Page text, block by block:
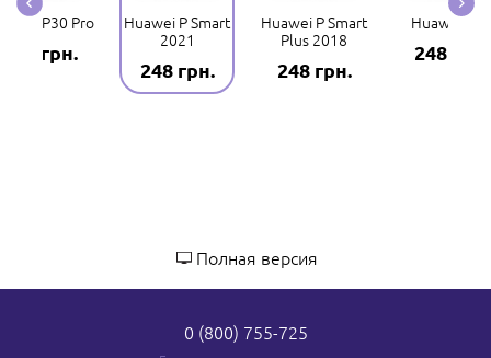
P30 Pro
248 грн.
Huawei P Smart
2021
248 грн.
Huawei P Smart
Plus 2018
248 грн.
Huawei P20
248 грн.
Полная версия
0 (800) 755-725